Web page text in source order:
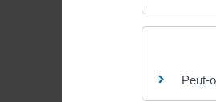
Peut-